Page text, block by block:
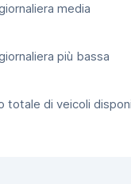
media
più bassa
totale di veicoli